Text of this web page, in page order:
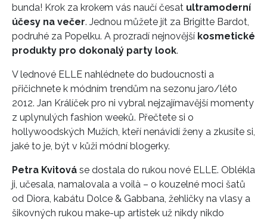
bunda! Krok za krokem vás naučí česat ultramoderní
účesy na večer. Jednou můžete jít za Brigitte Bardot,
podruhé za Popelku. A prozradí nejnovější kosmetické
produkty pro dokonalý party look.
V lednové ELLE nahlédnete do budoucnosti a
přičichnete k módním trendům na sezonu jaro/léto
2012. Jan Králíček pro ni vybral nejzajímavější momenty
z uplynulých fashion weeků. Přečtete si o
hollywoodských Mužích, kteří nenávidí ženy a zkusíte si,
jaké to je, být v kůži módní blogerky.
Petra Kvitová se dostala do rukou nové ELLE. Oblékla
ji, učesala, namalovala a voilà – o kouzelné moci šatů
od Diora, kabátu Dolce & Gabbana, žehličky na vlasy a
šikovných rukou make-up artistek už nikdy nikdo